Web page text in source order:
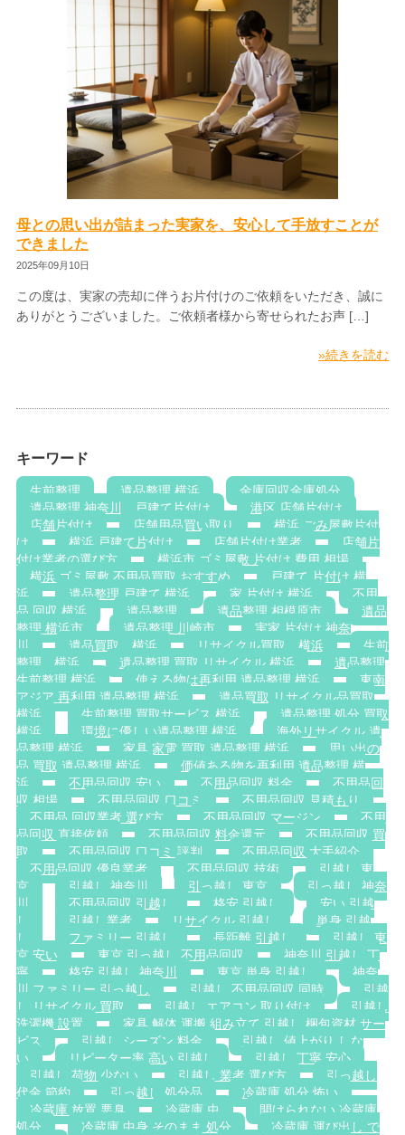
母との思い出が詰まった実家を、安心して手放すことが
できました
2025年09月10日
この度は、実家の売却に伴うお片付けのご依頼をいただき、誠に
ありがとうございました。ご依頼者様から寄せられたお声 […]
»続きを読む
キーワード
生前整理 遺品整理 横浜
金庫回収金庫処分
遺品整理 神奈川，戸建て片付け
港区 店舗片付け
店舗片付け
店舗用品買い取り
横浜 ごみ屋敷片付
け
横浜 戸建て片付け 店舗片付け業者
店舗片
付け業者の選び方
横浜市 ゴミ屋敷 片付け 費用 相場
横浜 ゴミ屋敷 不用品買取 おすすめ
戸建て 片付け 横
浜
遺品整理 戸建て 横浜 家 片付け 横浜
不用
品 回収 横浜
遺品整理 遺品整理 相模原市
遺品
整理 横浜市
遺品整理 川崎市
実家 片付け 神奈
川
遺品買取 横浜 リサイクル買取 横浜
生前
整理 横浜
遺品整理 買取 リサイクル 横浜
遺品整理
生前整理 横浜
使える物は再利用 遺品整理 横浜
東南
アジア 再利用 遺品整理 横浜
遺品買取 リサイクル品買取
横浜
生前整理 買取サービス 横浜
遺品整理 処分 買取
横浜
環境に優しい遺品整理 横浜
海外リサイクル 遺
品整理 横浜
家具 家電 買取 遺品整理 横浜
思い出の
品 買取 遺品整理 横浜
価値ある物を再利用 遺品整理 横
浜
不用品回収 安い 不用品回収 料金
不用品回
収 相場
不用品回収 口コミ
不用品回収 見積もり
不用品 回収業者 選び方
不用品回収 マージン
不用
品回収 直接依頼
不用品回収 料金還元
不用品回収 買
取
不用品回収 口コミ 評判
不用品回収 大手紹介
不用品回収 優良業者
不用品回収 技術
引越し 東
京
引越し 神奈川 引っ越し 東京
引っ越し 神奈
川
不用品回収 引越し 格安 引越し
安い 引越
し
引越し業者 リサイクル 引越し
単身 引越
し
ファミリー 引越し 長距離 引越し
引越し 東
京 安い
東京 引っ越し 不用品回収
神奈川 引越し 丁
寧
格安 引越し 神奈川 東京 単身 引越し
神奈
川 ファミリー 引っ越し
引越し 不用品回収 同時
引越
し リサイクル 買取
引越し エアコン 取り付け
引越し
洗濯機 設置
家具 解体 運搬 組み立て 引越し 梱包資材 サー
ビス
引越し シーズン 料金
引越し 値上がり しな
い
リピーター率 高い 引越し
引越し 丁寧 安心
引越し 荷物 少ない
引越し 業者 選び方
引っ越し
代金 節約
引っ越し 処分品
冷蔵庫 処分 怖い
冷蔵庫 放置 悪臭
冷蔵庫 虫
開けられない 冷蔵庫
処分
冷蔵庫 中身 そのまま 処分
冷蔵庫 運び出し で